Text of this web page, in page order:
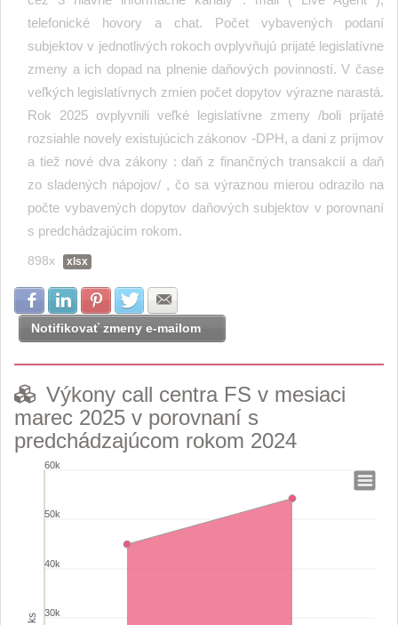
telefonické hovory a chat. Počet vybavených podaní
subjektov v jednotlivých rokoch ovplyvňujú prijaté legislatívne
zmeny a ich dopad na plnenie daňových povinností. V čase
veľkých legislatívnych zmien počet dopytov výrazne narastá.
Rok 2025 ovplyvnili veľké legislatívne zmeny /boli prijaté
rozsiahle novely existujúcich zákonov -DPH, a dani z príjmov
a tiež nové dva zákony : daň z finančných transakcií a daň
zo sladených nápojov/ , čo sa výraznou mierou odrazilo na
počte vybavených dopytov daňových subjektov v porovnaní
s predchádzajúcim rokom.
898x xlsx
Zdielať na Facebook
Zdielať na LinkedIn
Zdielať na Pinterest
Zdielať na Twitter
Notifikovať zmeny e-mailom
Výkony call centra FS v mesiaci
marec 2025 v porovnaní s
predchádzajúcom rokom 2024
Výkony call centra FS v mesiaci marec 2025 v
ks 30k
40k
50k
60k